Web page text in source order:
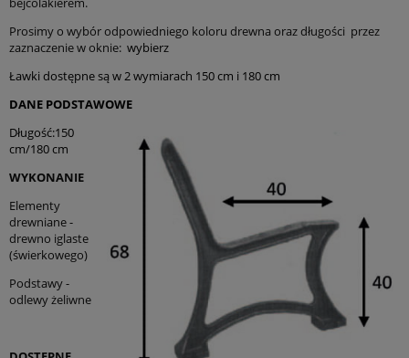
Prosimy o wybór odpowiedniego koloru drewna oraz długości przez
zaznaczenie w oknie: wybierz
Ławki dostępne są w 2 wymiarach 150 cm i 180 cm
DANE PODSTAWOWE
Długość:150
cm/180 cm
WYKONANIE
Elementy
drewniane -
drewno iglaste
(świerkowego)
Podstawy -
odlewy żeliwne